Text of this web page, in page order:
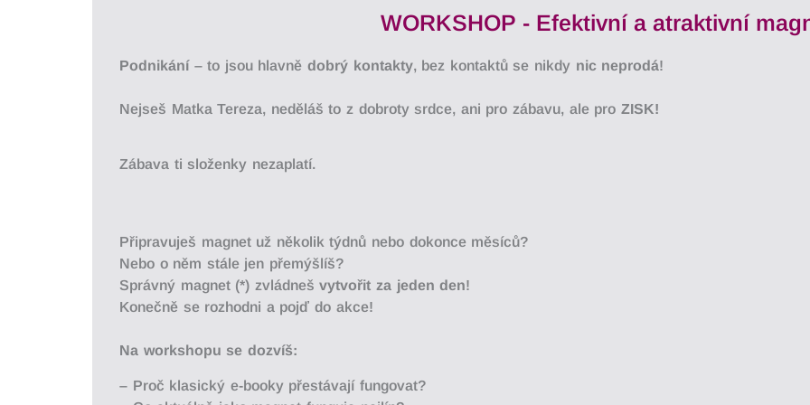
WORKSHOP - Efektivní a atraktivní
Podnikání– to jsou hlavně dobrý kontakty, bez kontaktů se nikdy nic neprodá!
Nejseš Matka Tereza, neděláš to z dobroty srdce, ani pro zábavu, ale pro ZISK!
Zábava ti složenky nezaplatí.
Připravuješ magnet už několiktýdnů nebo dokonce měsíců?
Nebo o něm stále jen přemýšlíš?
Správný magnet (*) zvládnešvytvořitza jedenden!
Konečně se rozhodni a pojďdo akce!
Na workshopu se dozvíš:
– Proč klasický e-booky přestávajífungovat?